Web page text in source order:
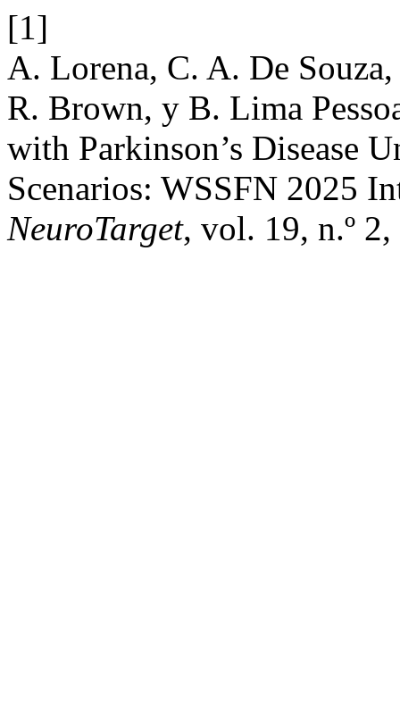
[1]
A. Lorena, C. A. De
R. Brown, y B. Lima
with Parkinson’s Disease
Scenarios: WSSFN 2025
NeuroTarget, vol. 19, n.º